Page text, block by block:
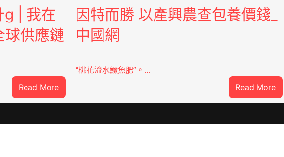
g | 我在
球供應鏈
Read More:
VloJIUYI
意
因特而勝 以產興農查包養價錢_
中國網
“桃花流水鱖魚肥”。…
Read More:
因
而